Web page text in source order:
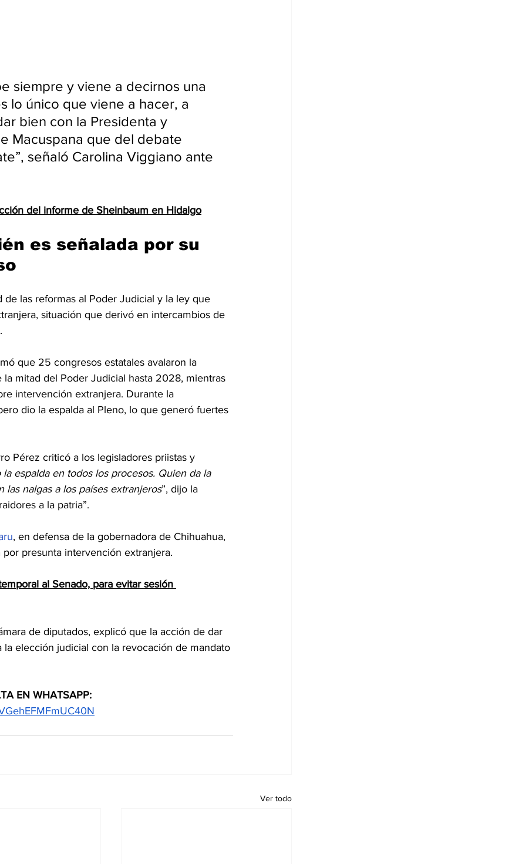
siempre y viene a decirnos una
lo único que viene a hacer, a
bien con la Presidenta y
Macuspana que del debate
señaló Carolina Viggiano ante
del informe de Sheinbaum en Hidalgo
es señalada por su
las reformas al Poder Judicial y la ley que
situación que derivó en intercambios de
que 25 congresos estatales avalaron la
mitad del Poder Judicial hasta 2028, mientras
intervención extranjera. Durante la
dio la espalda al Pleno, lo que generó fuertes
Pérez criticó a los legisladores priistas y
espalda en todos los procesos. Quien da la
las nalgas a los países extranjeros”, dijo la
a la patria”.
, en defensa de la gobernadora de Chihuahua,
presunta intervención extranjera.
al Senado, para evitar sesión
de diputados, explicó que la acción de dar
elección judicial con la revocación de mandato
EN WHATSAPP:
Ver todo